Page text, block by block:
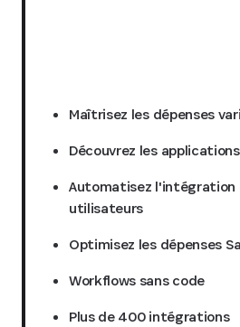
Maîtrisez les dépenses
Découvrez les
Automatisez l'intégration
utilisateurs
Optimisez les dépenses
Workflows sans code
Plus de 400 intégrations